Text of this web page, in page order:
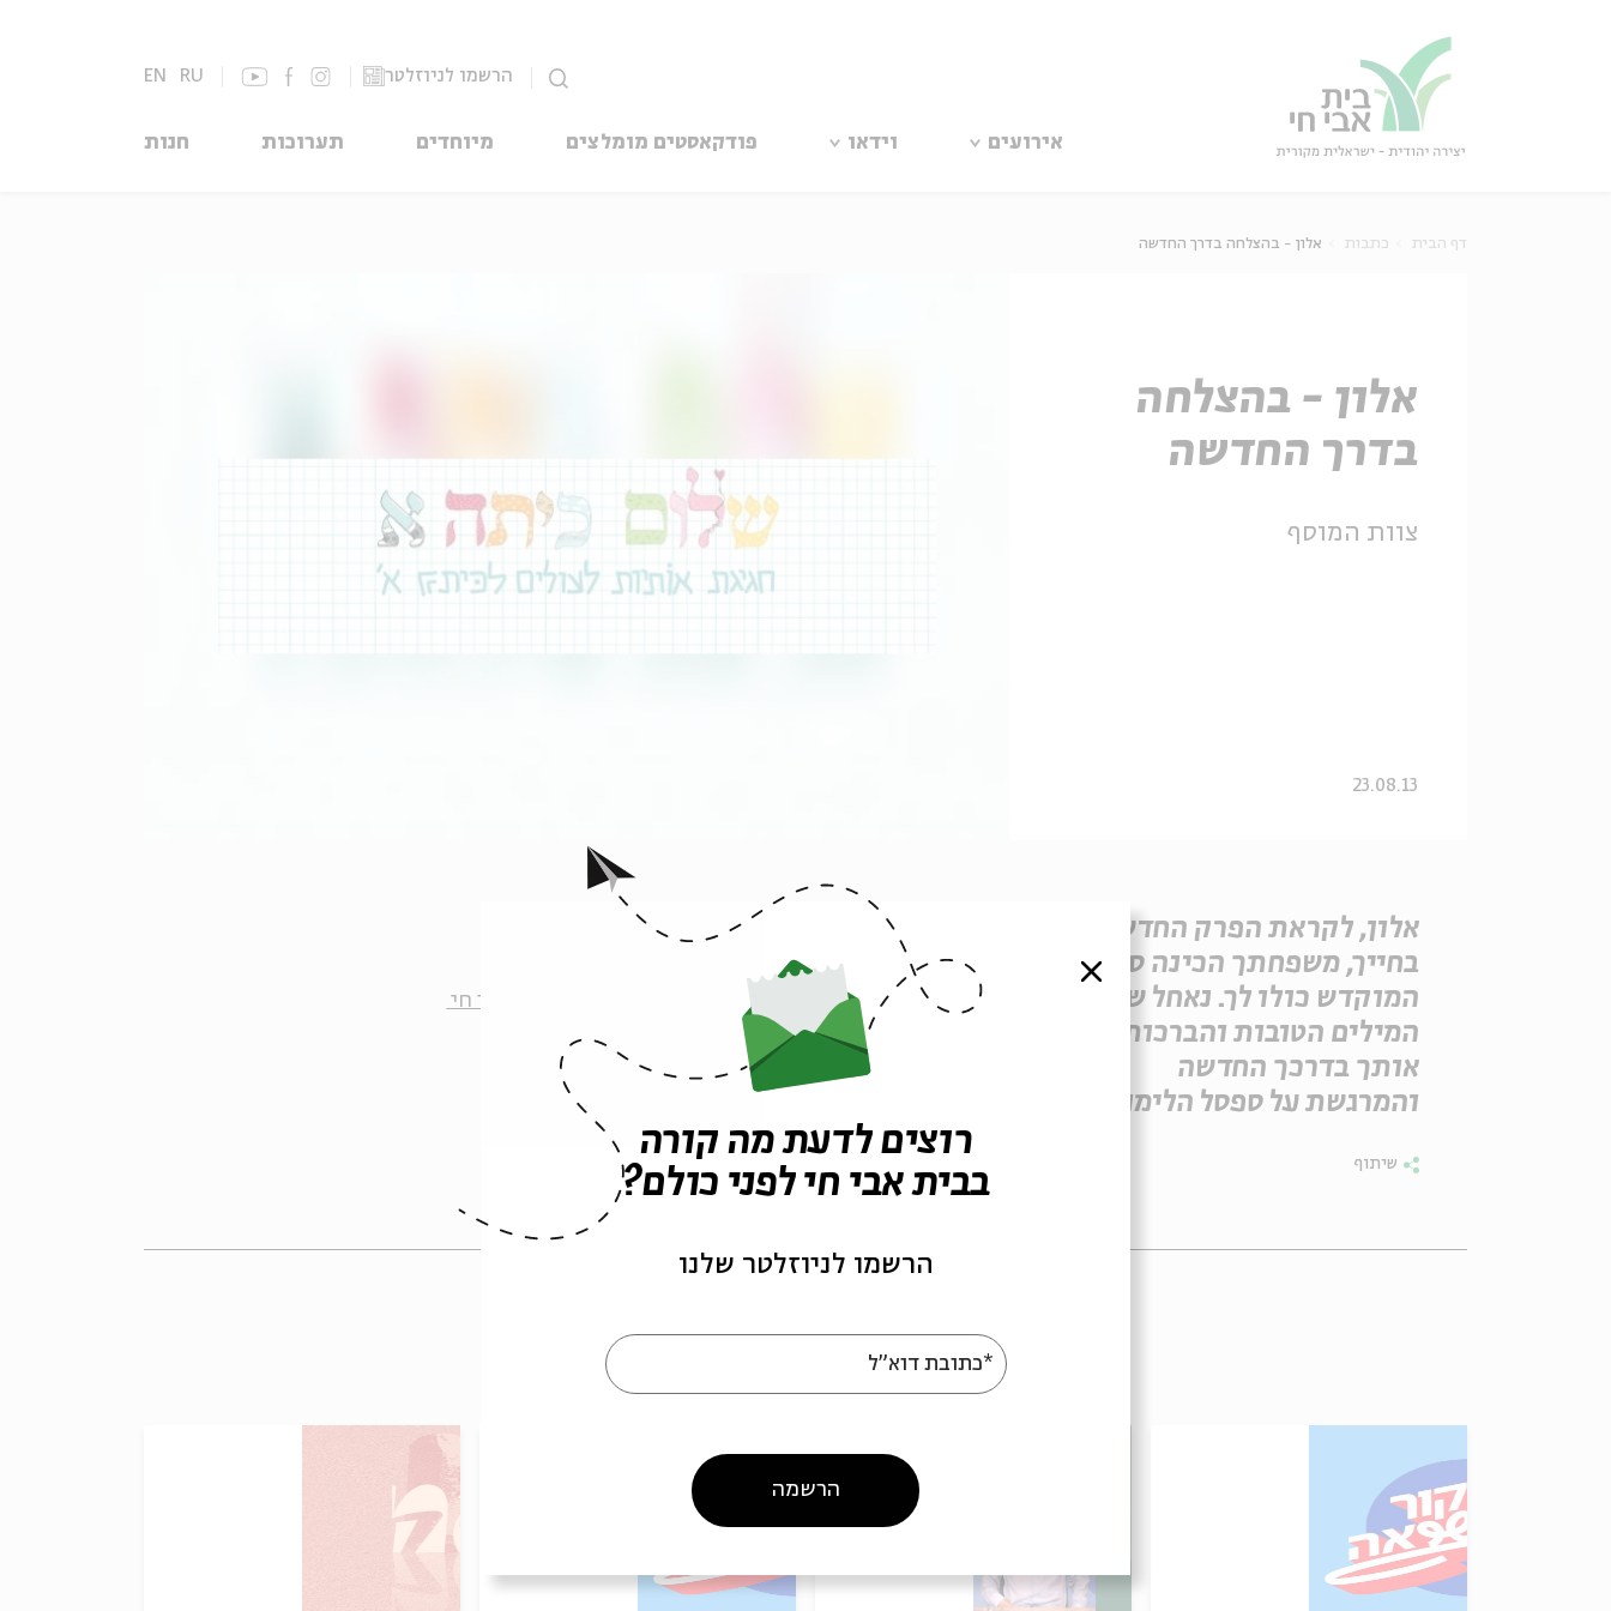
הרשמו לניוזלטר EN RU
אירועים וידאו פודקאסטים מומלצים מיוחדים תערוכות חנות
דף הבית כתבות אלון - בהצלחה בדרך החדשה
אלון - בהצלחה
בדרך החדשה
צוות המוסף
23.08.13
אלון, לקראת הפרק החדש
בחייך, משפחתך הכינה סרט
המוקדש כולו לך. נאחל שכל
המילים הטובות והברכות ילוו
אותך בדרכך החדשה
והמרגשת על ספסל הלימודים.
שיתוף
Untitled
בואו להשתתף ב"חגיגה של אותיות" בבית אבי חי
עוד בבית אבי חי
סגור
רוצים לדעת מה קורה
בבית אבי חי לפני כולם?
הרשמו לניוזלטר שלנו
*כתובת דוא"ל
הרשמה